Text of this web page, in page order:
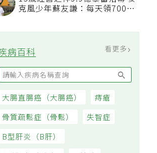
15歲經營之神3.9億暴富落幕 麥
疾病百科